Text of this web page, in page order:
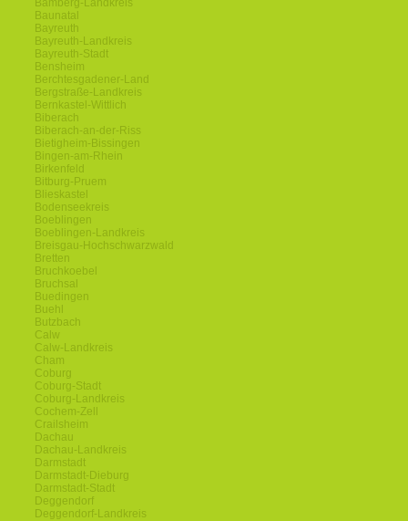
Bamberg-Landkreis
Baunatal
Bayreuth
Bayreuth-Landkreis
Bayreuth-Stadt
Bensheim
Berchtesgadener-Land
Bergstraße-Landkreis
Bernkastel-Wittlich
Biberach
Biberach-an-der-Riss
Bietigheim-Bissingen
Bingen-am-Rhein
Birkenfeld
Bitburg-Pruem
Blieskastel
Bodenseekreis
Boeblingen
Boeblingen-Landkreis
Breisgau-Hochschwarzwald
Bretten
Bruchkoebel
Bruchsal
Buedingen
Buehl
Butzbach
Calw
Calw-Landkreis
Cham
Coburg
Coburg-Stadt
Coburg-Landkreis
Cochem-Zell
Crailsheim
Dachau
Dachau-Landkreis
Darmstadt
Darmstadt-Dieburg
Darmstadt-Stadt
Deggendorf
Deggendorf-Landkreis